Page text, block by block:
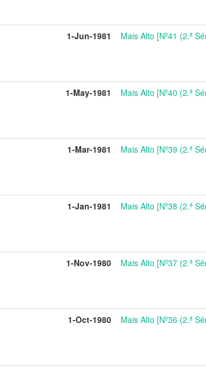
1-Jun-1981 Mais Alto [Nº41 (2.ª
1-May-1981 Mais Alto [Nº40 (2.ª
1-Mar-1981 Mais Alto [Nº39 (2.ª
1-Jan-1981 Mais Alto [Nº38 (2.ª
1-Nov-1980 Mais Alto [Nº37 (2.ª
1-Oct-1980 Mais Alto [Nº36 (2.ª